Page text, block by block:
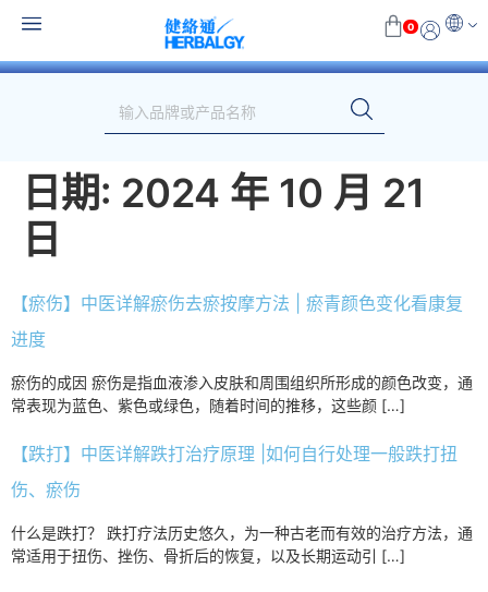
0
日期: 2024 年 10 月 21
日
【瘀伤】中医详解瘀伤去瘀按摩方法 | 瘀青颜色变化看康复
进度
瘀伤的成因 瘀伤是指血液渗入皮肤和周围组织所形成的颜色改变，通
常表现为蓝色、紫色或绿色，随着时间的推移，这些颜 […]
【跌打】中医详解跌打治疗原理 |如何自行处理一般跌打扭
伤、瘀伤
什么是跌打？ 跌打疗法历史悠久，为一种古老而有效的治疗方法，通
常适用于扭伤、挫伤、骨折后的恢复，以及长期运动引 […]